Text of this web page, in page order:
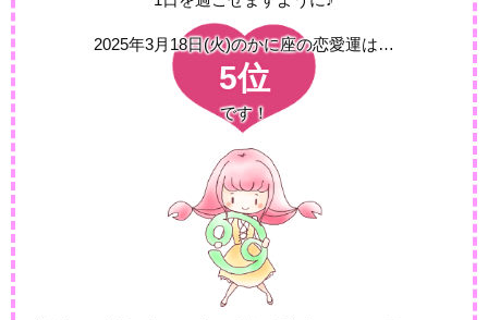
2025年3月18日(火)のかに座の恋愛運は…
5位
です！